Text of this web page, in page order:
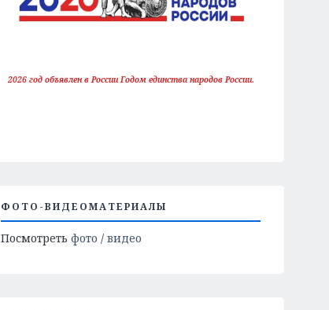
2026 год объявлен в России Годом единства народов России.
ФОТО-ВИДЕОМАТЕРИАЛЫ
Посмотреть фото / видео